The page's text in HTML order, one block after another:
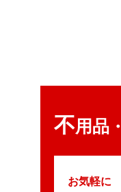
不用品・
お気軽に